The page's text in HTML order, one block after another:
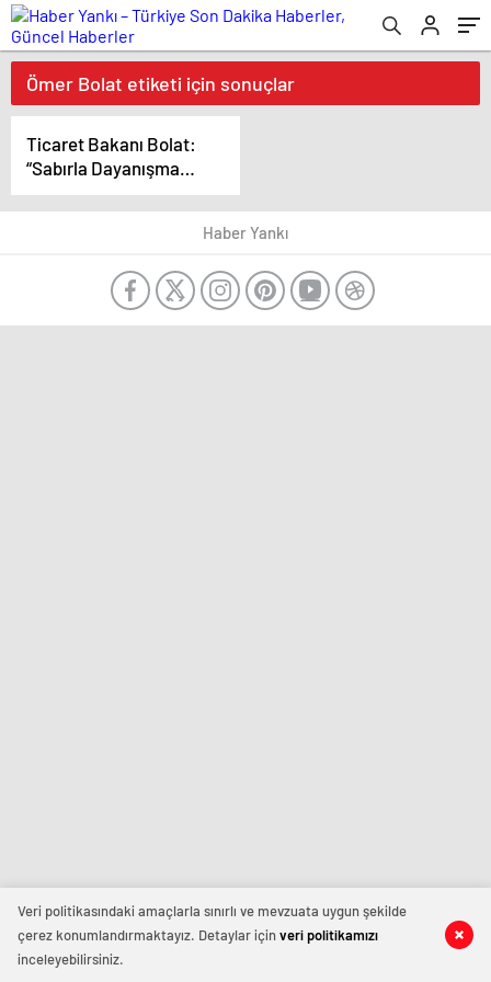
Ömer Bolat etiketi için sonuçlar
Ticaret Bakanı Bolat:
“Sabırla Dayanışma
Gösteriyoruz, Sonu
Selamet Olacak”
Haber Yankı
Veri politikasındaki amaçlarla sınırlı ve mevzuata uygun şekilde
çerez konumlandırmaktayız. Detaylar içinveri politikamızı
inceleyebilirsiniz.